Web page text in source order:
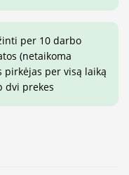
per 10 darbo
(netaikoma
pirkėjas per visą laiką
dvi prekes